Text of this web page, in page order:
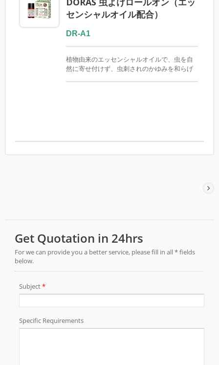
センシャルオイル配合）
DR-A1
植物由来のエッセンシャルオイルで、虫を自
然に寄せ付けず、虫刺されのかゆみを和らげ